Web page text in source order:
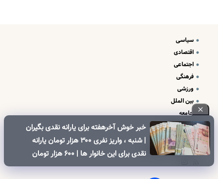
خبر خوش آخرهفته برای یارانه نقدی بگیران
| شنبه ، واریز نفری ۳۰۰ هزار تومان یارانه
نقدی برای این خانوار ها | ۶۰۰ هزار تومان
کالابرگ برای خانوارهای دارای فرزند
سیاسی
اقتصادی
اجتماعی
فرهنگی
ورزشی
بین الملل
جامعه
علم و فناوری
درباره ما
تبلیغات و تماس با ما